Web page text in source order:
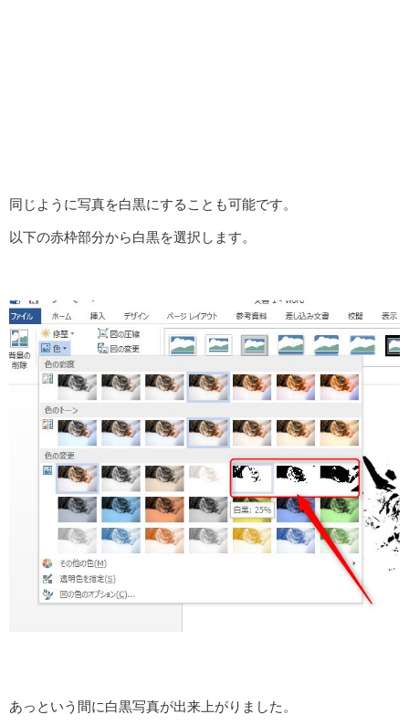
同じように写真を白黒にすることも可能です。
以下の赤枠部分から白黒を選択します。
あっという間に白黒写真が出来上がりました。